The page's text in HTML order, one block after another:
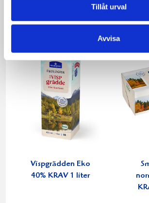
Tillåt urval
Avvisa
Vispgrädden Eko
40% KRAV 1 liter